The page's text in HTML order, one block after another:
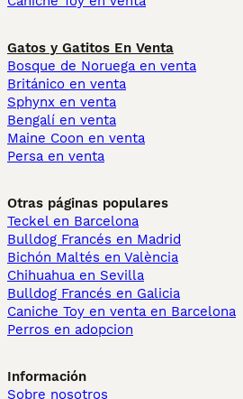
Gatos y Gatitos En Venta
Bosque de Noruega en venta
Británico en venta
Sphynx en venta
Bengalí en venta
Maine Coon en venta
Persa en venta
Otras páginas populares
Teckel en Barcelona
Bulldog Francés en Madrid
Bichón Maltés en València
Chihuahua en Sevilla
Bulldog Francés en Galicia
Caniche Toy en venta en Barcelona
Perros en adopcion
Información
Sobre nosotros